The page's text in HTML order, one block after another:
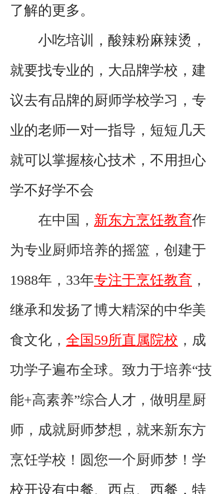
了解的更多。
小吃培训，酸辣粉麻辣烫，
就要找专业的，大品牌学校，建
议去有品牌的厨师学校学习，专
业的老师一对一指导，短短几天
就可以掌握核心技术，不用担心
学不好学不会
在中国， 新东方烹饪教育作
为专业厨师培养的摇篮，创建于
1988年，33年专注于烹饪教育 ，
继承和发扬了博大精深的中华美
食文化， 全国59所直属院校 ， 成
功学子遍布全球。致力于培养“技
能+高素养”综合人才，做明星厨
师，成就厨师梦想，就来新东方
烹饪学校！圆您一个厨师梦！ 学
校开设有中餐、西点、西餐，特